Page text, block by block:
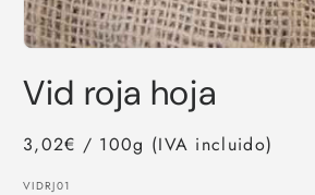
multimedia
1
una
ventana
Vid roja hoja
3,02€ / 100g (IVA incluido)
SKU:
VIDRJ01